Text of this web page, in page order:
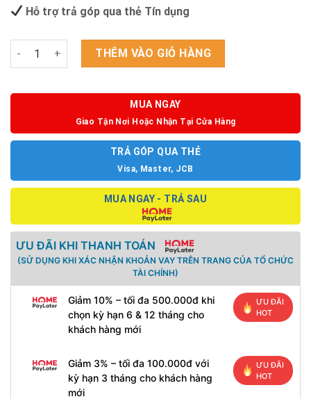
Hỗ trợ trả góp qua thẻ Tín dụng
ĐỒNG HỒ CASIO A168WEGM-9DF số lượng
THÊM VÀO GIỎ HÀNG
MUA NGAY
Giao Tận Nơi Hoặc Nhận Tại Cửa Hàng
TRẢ GÓP QUA THẺ
Visa, Master, JCB
MUA NGAY - TRẢ SAU
ƯU ĐÃI KHI THANH TOÁN
(SỬ DỤNG KHI XÁC NHẬN KHOẢN VAY TRÊN TRANG CỦA TỔ CHỨC
TÀI CHÍNH)
Giảm 10% – tối đa 500.000đ khi
chọn kỳ hạn 6 & 12 tháng cho
khách hàng mới
ƯU ĐÃI
HOT
Giảm 3% – tối đa 100.000đ với
kỳ hạn 3 tháng cho khách hàng
mới
ƯU ĐÃI
HOT